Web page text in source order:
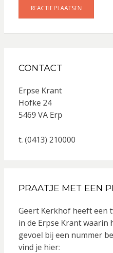
CONTACT
Erpse Krant
Hofke 24
5469 VA Erp
t. (0413) 210000
PRAATJE MET EEN
Geert Kerkhof heeft een
in de Erpse Krant waarin
gevoel bij een nummer
vind je hier: